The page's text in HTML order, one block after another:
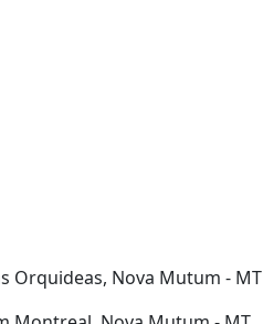
Orquideas, Nova Mutum - MT